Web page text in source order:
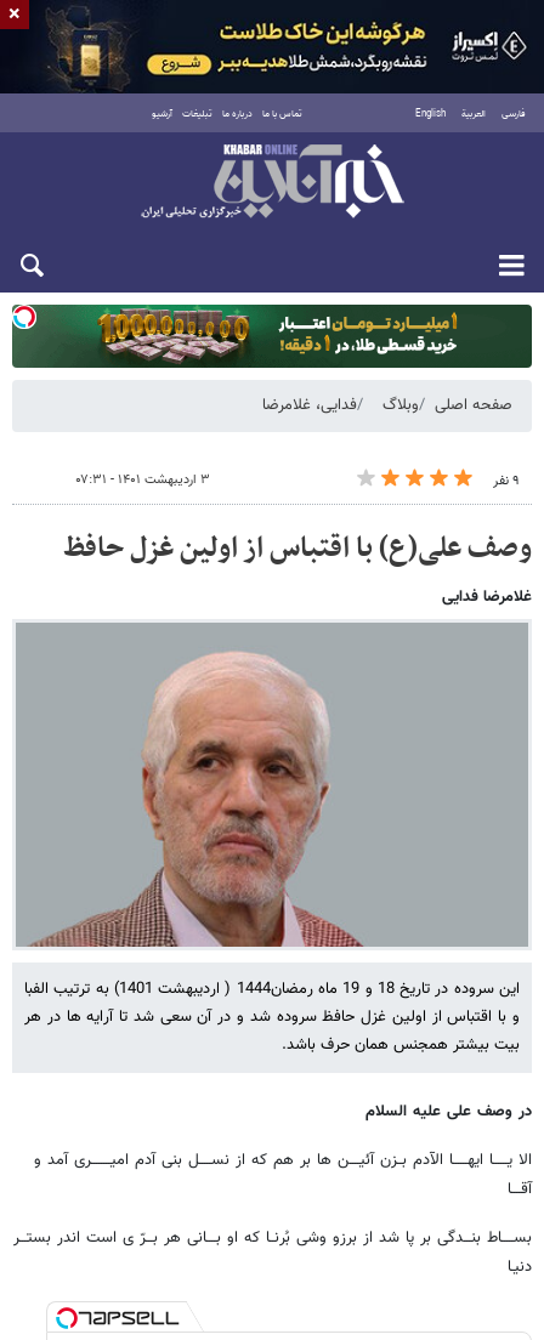
فارسی العربية English تماس با ما درباره ما تبلیغات آرشیو
یکشنبه ۱۸ مرداد ۱۴۰۵
صفحه اصلی وبلاگ فدایی، غلامرضا
۹ نفر ۳ اردیبهشت ۱۴۰۱ - ۰۷:۳۱
وصف علی(ع) با اقتباس از اولین غزل حافظ
غلامرضا فدایی
این سروده در تاریخ 18 و 19 ماه رمضان1444 ( اردیبهشت 1401) به ترتیب الفبا
و با اقتباس از اولین غزل حافظ سروده شد و در آن سعی شد تا آرایه ها در هر
بیت بیشتر همجنس همان حرف باشد.
در وصف علی علیه السلام
الا یــــــا ایهــــــا الآدم بــزن آئیــــن ها بر هم که از نســـــل بنی آدم امیــــــــری آمد و
آقــــا
بســـــاط بنـــدگی بر پا شد از برزو وشی بُرنــا که او بــــانی هر بـــرّ ی است اندر بستـــر
دنیـا
×